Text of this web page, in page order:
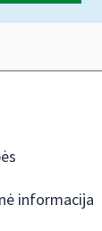
informacija